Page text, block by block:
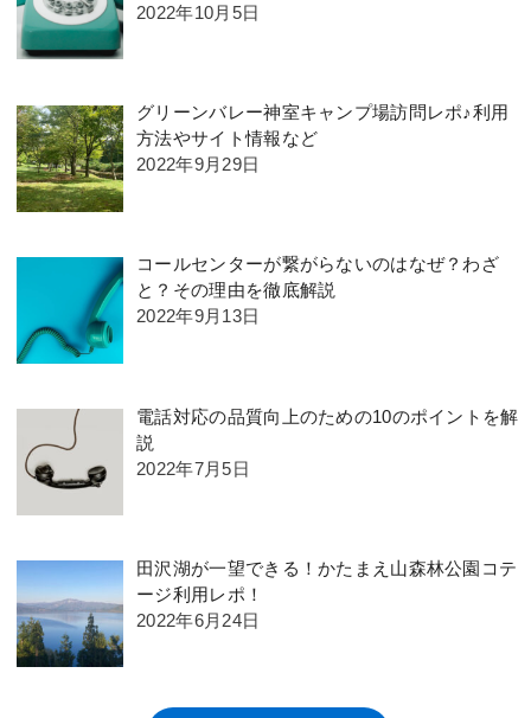
2022年10月5日
グリーンバレー神室キャンプ場訪問レポ♪利用
方法やサイト情報など
2022年9月29日
コールセンターが繋がらないのはなぜ？わざ
と？その理由を徹底解説
2022年9月13日
電話対応の品質向上のための10のポイントを解
説
2022年7月5日
田沢湖が一望できる！かたまえ山森林公園コテ
ージ利用レポ！
2022年6月24日